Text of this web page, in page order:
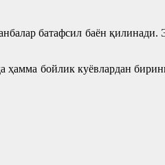
батафсил баён
ҳамма бойлик куёвлардан